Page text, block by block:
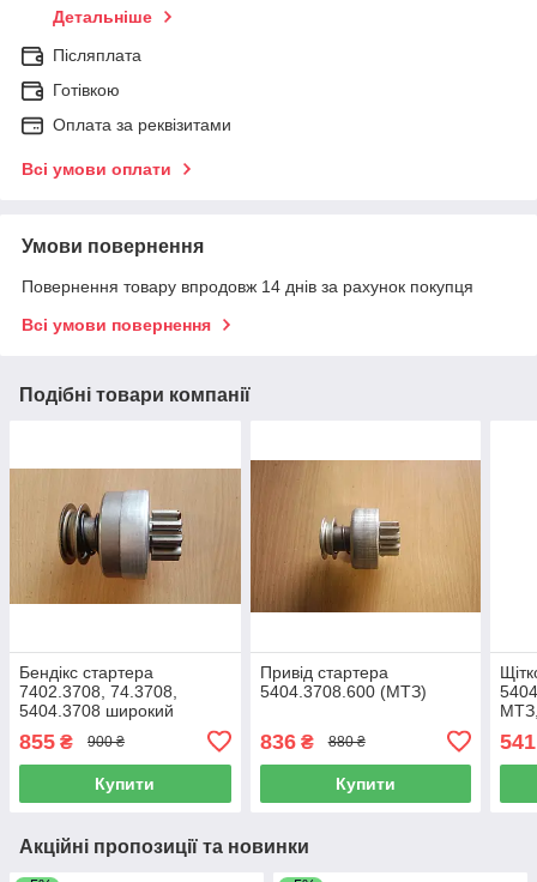
Детальніше
Післяплата
Готівкою
Оплата за реквізитами
Всі умови оплати
Умови повернення
Повернення товару впродовж 14 днів за рахунок покупця
Всі умови повернення
Подібні товари компанії
Бендікс стартера
7402.3708, 74.3708,
5404.3708 широкий
посилений (ЗІЛ, ГАЗ, МАЗ,
ПАЗ, МТЗ)
855 ₴ 900 ₴
Купити
Привід стартера
5404.3708.600 (МТЗ)
836₴ 880 ₴
Купити
Акційні пропозиції та новинки